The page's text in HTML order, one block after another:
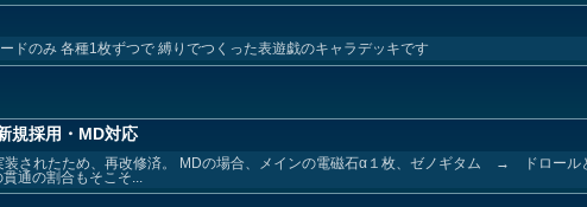
ドのみ 各種1枚ずつで 縛りでつくった表遊戯のキャラデッキです
規採用・MD対応
装されたため、再改修済。 MDの場合、メインの電磁石α１枚、ゼノギタム → ドロール
通の割合もそこそ...